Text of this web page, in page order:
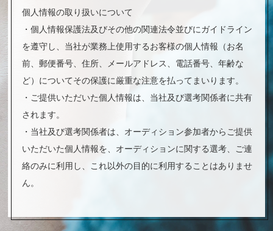
個人情報の取り扱いについて
・個人情報保護法及びその他の関連法令並びにガイドライン
を遵守し、当社が業務上使用するお客様の個人情報（お名
前、郵便番号、住所、メールアドレス、電話番号、年齢な
ど）についてその保護に厳重な注意を払ってまいります。
・ご提供いただいた個人情報は、当社及び選考関係者に共有
されます。
・当社及び選考関係者は、オーディション参加者からご提供
いただいた個人情報を、オーディションに関する選考、ご連
絡のみに利用し、これ以外の目的に利用することはありませ
ん。